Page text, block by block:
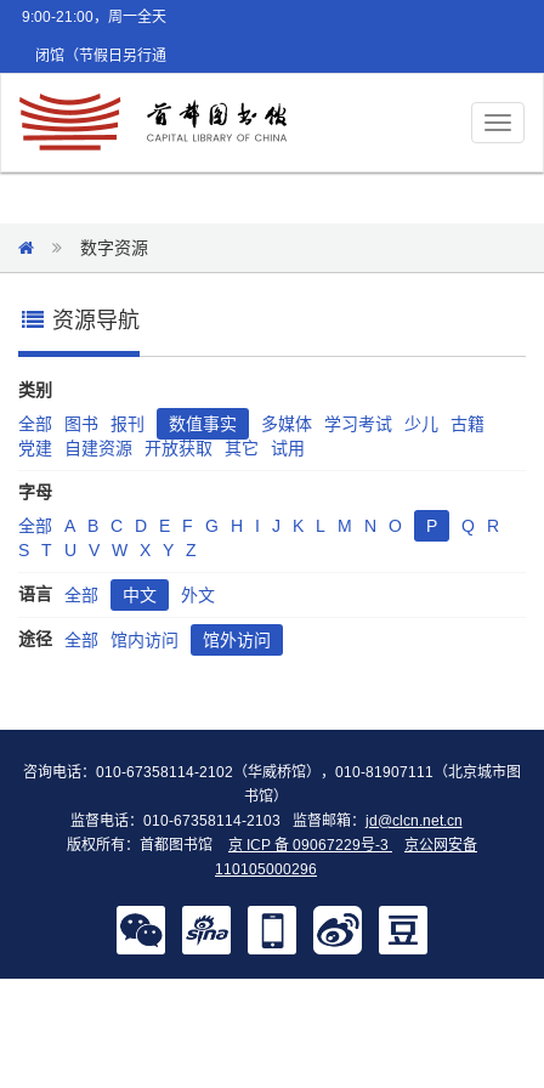
9:00-21:00，周一全天
闭馆（节假日另行通
数字资源
资源导航
类别
全部
图书 报刊 数值事实 多媒体 学习考试 少儿
古籍
党建
自建资源 开放获取 其它 试用
字母
全部
A B C D E F G H I J K L M N O P Q
R
S
T U V W X Y Z
语言 全部 中文 外文
途径 全部 馆内访问 馆外访问
咨询电话：010-67358114-2102（华威桥馆），010-81907111（北京城市图
书馆）
监督电话：010-67358114-2103
监督邮箱： jd@clcn.net.cn
版权所有：首都图书馆
京 ICP 备 09067229号-3
京公网安备
110105000296